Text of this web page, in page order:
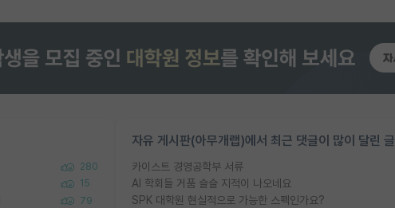
280
15
79
자유 게시판(아무개랩)에서 최근 댓글이 많이 달린 글
카이스트 경영공학부 서류
AI 학회들 거품 슬슬 지적이 나오네요
SPK 대학원 현실적으로 가능한 스펙인가요?